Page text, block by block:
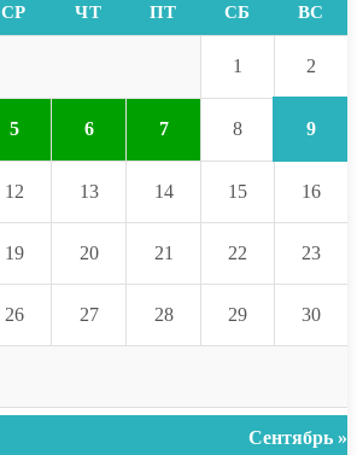
СР ЧТ ПТ СБ ВС
1 2
5 6 7 8 9
12 13 14 15 16
19 20 21 22 23
26 27 28 29 30
Сентябрь »